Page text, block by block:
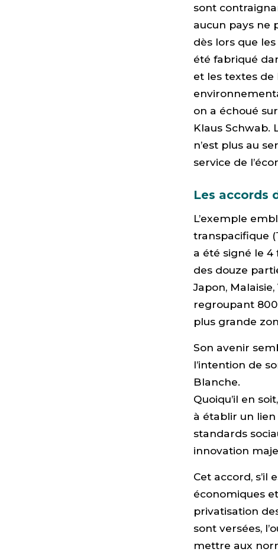
sont
aucun pays ne
dès lors que
été fabriqué
et les textes de
on a échoué
Klaus Schwab.
n’est plus au
service de
Les accords
L’exemple
transpacifique
a été signé le
des douze
Japon,
regroupant
plus grande
Son avenir
l’intention de
Blanche.
Quoiqu’il en
à établir un
standards
innovation
Cet accord,
économiques
privatisation
sont versées,
mettre aux